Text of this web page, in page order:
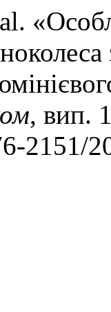
, вип.
2151/